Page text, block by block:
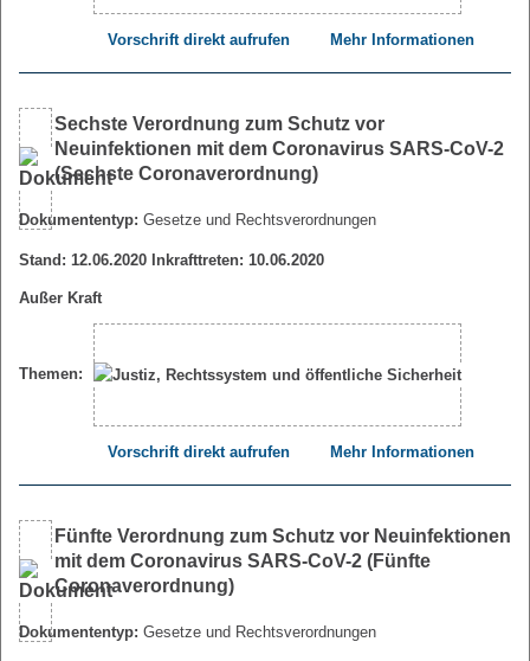
Vorschrift direkt aufrufen Mehr Informationen
Sechste Verordnung zum Schutz vor
Neuinfektionen mit dem Coronavirus SARS-CoV-2
(Sechste Coronaverordnung)
Dokumententyp: Gesetze und Rechtsverordnungen
Stand: 12.06.2020 Inkrafttreten: 10.06.2020
Außer Kraft
Themen:
Vorschrift direkt aufrufen Mehr Informationen
Fünfte Verordnung zum Schutz vor Neuinfektionen
mit dem Coronavirus SARS-CoV-2 (Fünfte
Coronaverordnung)
Dokumententyp: Gesetze und Rechtsverordnungen